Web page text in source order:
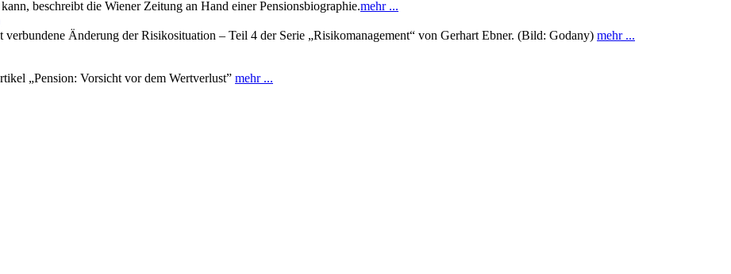
beschreibt die Wiener Zeitung an Hand einer Pensionsbiographie.mehr ...
verbundene Änderung der Risikosituation – Teil 4 der Serie „Risikomanagement“ von Gerhart Ebner. (Bild: Godany) mehr ...
„Pension: Vorsicht vor dem Wertverlust” mehr ...